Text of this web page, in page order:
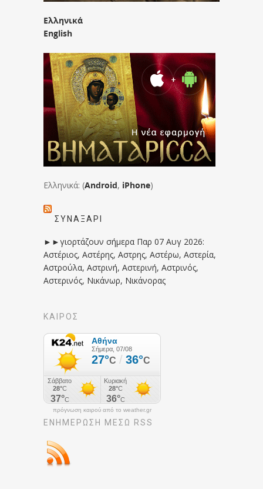
Ελληνικά
English
Ελληνικά: (Android, iPhone)
ΣΥΝΑΞΆΡΙ
►►γιορτάζουν σήμερα Παρ 07 Αυγ 2026:
Αστέριος, Αστέρης, Αστρης, Αστέρω, Αστερία,
Αστρούλα, Αστρινή, Αστερινή, Αστρινός,
Αστερινός, Νικάνωρ, Νικάνορας
ΚΑΙΡΟΣ
πρόγνωση καιρού από το weather.gr
ΕΝΗΜΈΡΩΣΉ ΜΕΣΩ RSS